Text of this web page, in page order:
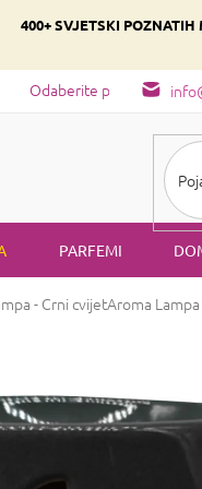
400+ SVJETSKI POZNATIH
Odaberite parfem svog
PARFEMI
- Crni cvijetAroma Lampa